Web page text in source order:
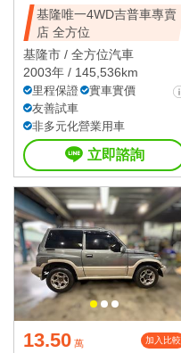
基隆唯一4WD吉普車專賣
店 全方位
基隆市 / 全方位汽車
2003年 / 145,536km
里程保證
實車實價
友善試車
非多元化營業用車
立即諮詢
13.50 萬 加入比較